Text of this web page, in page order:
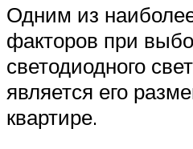
Одним из
факторов при
светодиодного
является его
квартире.